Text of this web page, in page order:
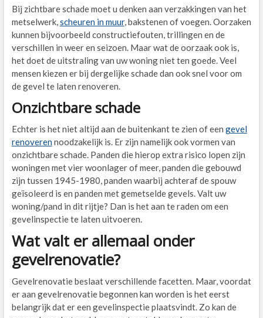
Bij zichtbare schade moet u denken aan verzakkingen van het
metselwerk,scheuren in muur, bakstenen of voegen. Oorzaken
kunnen bijvoorbeeld constructiefouten, trillingen en de
verschillen in weer en seizoen. Maar wat de oorzaak ook is,
het doet de uitstraling van uw woning niet ten goede. Veel
mensen kiezen er bij dergelijke schade dan ook snel voor om
de gevel te laten renoveren.
Onzichtbare schade
Echter is het niet altijd aan de buitenkant te zien of een gevel
renoveren noodzakelijk is. Er zijn namelijk ook vormen van
onzichtbare schade. Panden die hierop extra risico lopen zijn
woningen met vier woonlager of meer, panden die gebouwd
zijn tussen 1945-1980, panden waarbij achteraf de spouw
geïsoleerd is en panden met gemetselde gevels. Valt uw
woning/pand in dit rijtje? Dan is het aan te raden om een
gevelinspectie te laten uitvoeren.
Wat valt er allemaal onder
gevelrenovatie?
Gevelrenovatie beslaat verschillende facetten. Maar, voordat
er aan gevelrenovatie begonnen kan worden is het eerst
belangrijk dat er een gevelinspectie plaatsvindt. Zo kan de